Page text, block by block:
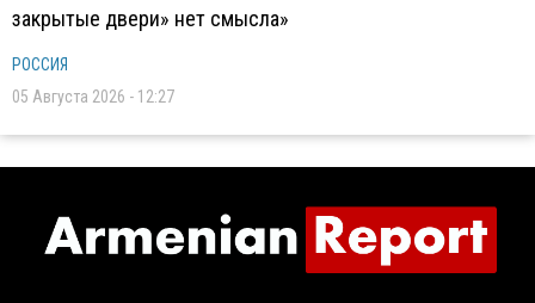
закрытые двери» нет смысла»
РОССИЯ
05 Августа 2026 - 12:27